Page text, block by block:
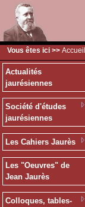
Vous êtes ici >> Accueil
Actualités
jaurésiennes
Société d'études
jaurésiennes
Les Cahiers Jaurès
Les "Oeuvres" de
Jean Jaurès
Colloques, tables-